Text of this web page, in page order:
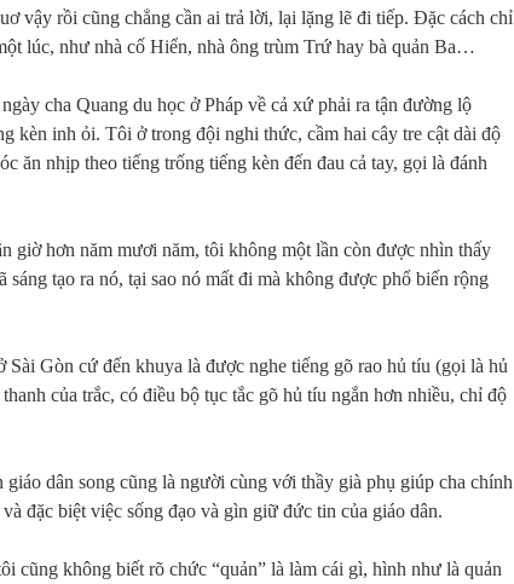
vậy rồi cũng chẳng cần ai trả lời, lại lặng lẽ đi tiếp. Đặc cách chỉ
lúc, như nhà cố Hiển, nhà ông trùm Trứ hay bà quản Ba…
cha Quang du học ở Pháp về cả xứ phải ra tận đường lộ
kèn inh ỏi. Tôi ở trong đội nghi thức, cầm hai cây tre cật dài độ
ăn nhịp theo tiếng trống tiếng kèn đến đau cả tay, gọi là đánh
giờ hơn năm mươi năm, tôi không một lần còn được nhìn thấy
tạo ra nó, tại sao nó mất đi mà không được phổ biến rộng
Gòn cứ đến khuya là được nghe tiếng gõ rao hủ tíu (gọi là hủ
của trắc, có điều bộ tục tắc gõ hủ tíu ngắn hơn nhiều, chỉ độ
dân song cũng là người cùng với thầy già phụ giúp cha chính
đặc biệt việc sống đạo và gìn giữ đức tin của giáo dân.
cũng không biết rõ chức “quản” là làm cái gì, hình như là quản